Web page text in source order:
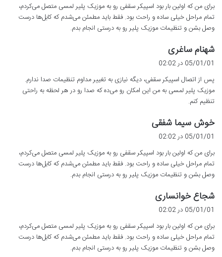
:
برای من که اولین بار بود اسپیکر سقفی رو به موزیک پلیر لمسی متصل می‌کردم،
تمام مراحل خیلی ساده و راحت بود. فقط باید مطمئن می‌شدم که کابل‌ها درست
وصل بشن و تنظیمات موزیک پلیر رو به درستی انجام بدم.
شهنام ساغری
ف
:
05/01/01 در 02:02
پس از اتصال اسپیکر سقفی، دیگه نیازی به تغییر مداوم تنظیمات صدا ندارم.
موزیک پلیر لمسی به من این امکان رو می‌ده که صدا رو در هر لحظه به راحتی
تنظیم کنم.
خوش سیما شفقی
:
05/01/01 در 02:02
برای من که اولین بار بود اسپیکر سقفی رو به موزیک پلیر لمسی متصل می‌کردم،
تمام مراحل خیلی ساده و راحت بود. فقط باید مطمئن می‌شدم که کابل‌ها درست
وصل بشن و تنظیمات موزیک پلیر رو به درستی انجام بدم.
شجاع خوانساری
05/01/01 در 02:02
برای من که اولین بار بود اسپیکر سقفی رو به موزیک پلیر لمسی متصل می‌کردم،
تمام مراحل خیلی ساده و راحت بود. فقط باید مطمئن می‌شدم که کابل‌ها درست
وصل بشن و تنظیمات موزیک پلیر رو به درستی انجام بدم.